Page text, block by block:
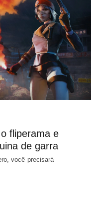
fliperama e
de garra
você precisará